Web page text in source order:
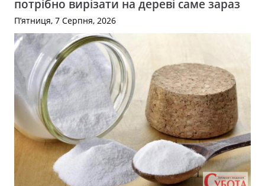
потрібно вирізати на дереві саме зараз
П’ятниця, 7 Серпня, 2026